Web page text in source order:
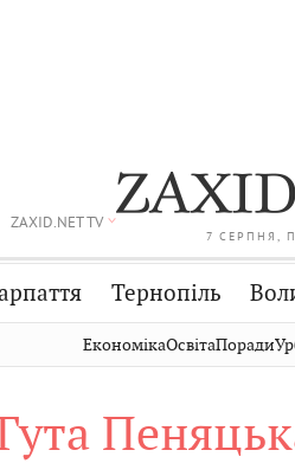
7 СЕРПНЯ,
ZAXID.NET TV
Тернопіль
Стрий
Хмельницький
ЕкономікаОсвітаПоради